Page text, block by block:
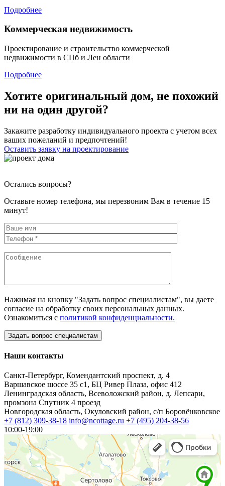
Подробнее
Коммерческая недвижимость
Проектирование и строительство коммерческой
недвижимости в СПб и Лен области
Подробнее
Хотите оригинальный дом, не похожий
ни на один другой?
Закажите разработку индивидуального проекта с учетом всех
ваших пожеланий и предпочтений!
Оставить заявку на проектирование
Остались вопросы?
Оставьте номер телефона, мы перезвоним Вам в течение 15
минут!
Нажимая на кнопку "Задать вопрос специалистам", вы даете
согласие на обработку своих персональных данных.
Ознакомиться с политикой конфиденциальности.
Наши контакты
Санкт-Петербург, Комендантский проспект, д. 4
Варшавское шоссе 35 с1, БЦ Ривер Плаза, офис 412
Ленинградская область, Всеволожский район, д. Лепсари,
промзона Спутник 4 проезд
Новгородская область, Окуловский район, с/п Боровёнковское
+7 (812) 309-38-18 info@ncottage.ru +7 (495) 204-38-56
10:00-19:00